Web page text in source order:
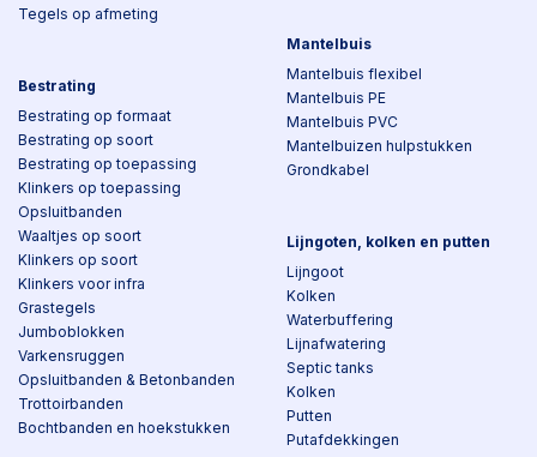
Tegels op afmeting
Bestrating
Bestrating op formaat
Bestrating op soort
Bestrating op toepassing
Klinkers op toepassing
Opsluitbanden
Waaltjes op soort
Klinkers op soort
Klinkers voor infra
Grastegels
Jumboblokken
Varkensruggen
Opsluitbanden & Betonbanden
Trottoirbanden
Bochtbanden en hoekstukken
Mantelbuis
Mantelbuis flexibel
Mantelbuis PE
Mantelbuis PVC
Mantelbuizen hulpstukken
Grondkabel
Lijngoten, kolken en putten
Lijngoot
Kolken
Waterbuffering
Lijnafwatering
Septic tanks
Kolken
Putten
Putafdekkingen